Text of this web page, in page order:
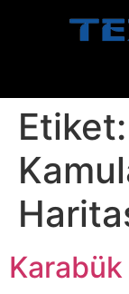
Etiket: